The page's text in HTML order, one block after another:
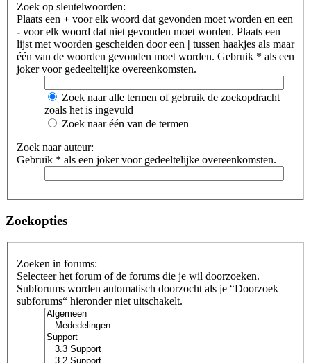
Zoek op sleutelwoorden:
Plaats een + voor elk woord dat gevonden moet worden en een
- voor elk woord dat niet gevonden moet worden. Plaats een
lijst met woorden gescheiden door een | tussen haakjes als maar
één van de woorden gevonden moet worden. Gebruik * als een
joker voor gedeeltelijke overeenkomsten.
Zoek naar alle termen of gebruik de zoekopdracht
zoals het is ingevuld
Zoek naar één van de termen
Zoek naar auteur:
Gebruik * als een joker voor gedeeltelijke overeenkomsten.
Zoekopties
Zoeken in forums:
Selecteer het forum of de forums die je wil doorzoeken.
Subforums worden automatisch doorzocht als je “Doorzoek
subforums“ hieronder niet uitschakelt.